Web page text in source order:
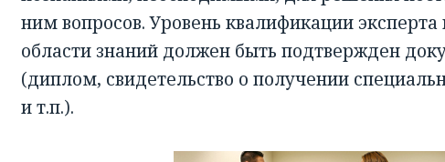
ним вопросов. Уровень квалификации эксперта
области знаний должен быть подтвержден
(диплом, свидетельство о получении
и т.п.).